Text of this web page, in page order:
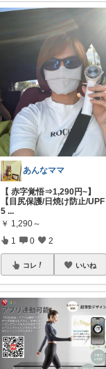
あんなママ
【 赤字覚悟⇒1,290円~】
【目尻保護/日焼け防止/UPF
5 ...
￥ 1,290～
1 0 2
コレ いいね